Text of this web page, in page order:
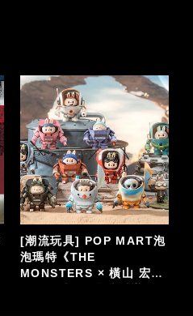
[日系玩具] 超合金魂 總力
回顧特輯 [GX-06]
GETTER ROBO《蓋特機